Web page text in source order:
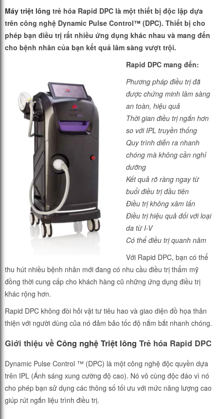
Máy triệt lông trẻ hóa Rapid DPC là một thiết bị độc lập dựa
trên công nghệ Dynamic Pulse Control™ (DPC). Thiết bị cho
phép bạn điều trị rất nhiều ứng dụng khác nhau và mang đến
cho bệnh nhân của bạn kết quả lâm sàng vượt trội.
Rapid DPC mang đến:
Phương pháp điều trị đã
được chứng minh lâm sàng
an toàn, hiệu quả
Thời gian điều trị ngắn hơn
so với IPL truyền thống
Quy trình diễn ra nhanh
chóng mà không cần nghỉ
dưỡng
Kết quả rõ ràng ngay từ
buổi điều trị đầu tiên
Điều trị không xâm lấn
Điều trị hiệu quả đối với loại
da từ I-V
Có thể điều trị quanh năm
Với Rapid DPC, bạn có thể
thu hút nhiều bệnh nhân mới đang có nhu cầu điều trị thẩm mỹ
đồng thời cung cấp cho khách hàng cũ những ứng dụng điều trị
khác rộng hơn.
Rapid DPC không đòi hỏi vật tư tiêu hao và giao diện đồ họa thân
thiện với người dùng của nó đảm bảo tốc độ nắm bắt nhanh chóng.
Giới thiệu về Công nghệ Triệt lông Trẻ hóa Rapid DPC
Dynamic Pulse Control ™ (DPC) là một công nghệ độc quyền dựa
trên IPL (Ánh sáng xung cường độ cao). Nó vô cùng độc đáo vì nó
cho phép bạn sử dụng các thông số tối ưu với mức năng lượng cao
giúp rút ngắn liệu trình điều trị.